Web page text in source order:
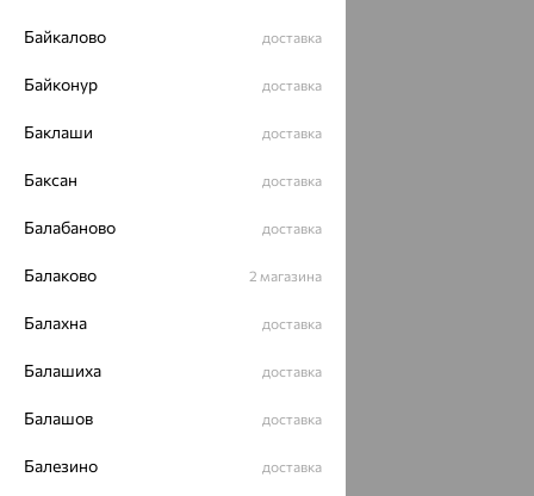
Байкалово доставка
Байконур доставка
Баклаши доставка
Баксан доставка
Балабаново доставка
Балаково 2 магазина
Балахна доставка
Балашиха доставка
Балашов доставка
Балезино доставка